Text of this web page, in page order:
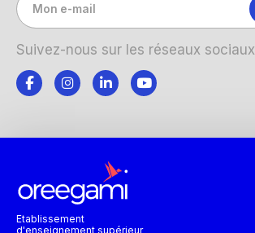
Suivez-nous sur les réseaux sociaux
Etablissement
d'enseignement supérieur